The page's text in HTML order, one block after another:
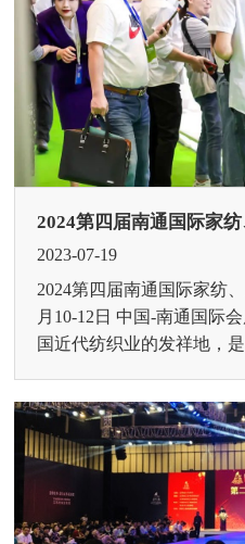
2023-07-19
2024第四届南通国际家纺
月10-12日 中国-南通国际
国近代纺织业的发祥地，